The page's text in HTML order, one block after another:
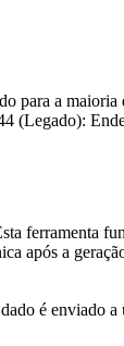
para a
(Legado):
ferramenta
após a
é enviado